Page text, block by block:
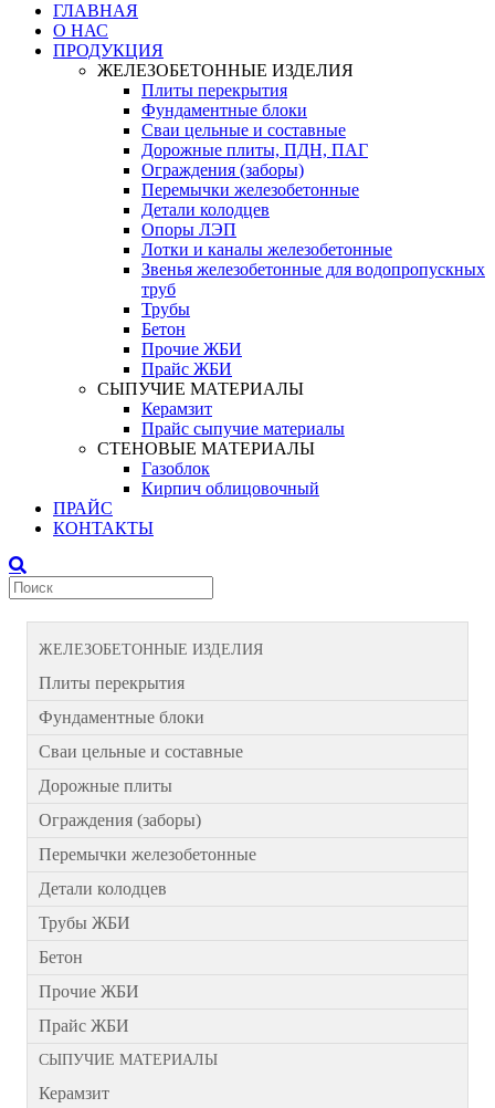
ГЛАВНАЯ
О НАС
ПРОДУКЦИЯ
ЖЕЛЕЗОБЕТОННЫЕ ИЗДЕЛИЯ
Плиты перекрытия
Фундаментные блоки
Сваи цельные и составные
Дорожные плиты, ПДН, ПАГ
Ограждения (заборы)
Перемычки железобетонные
Детали колодцев
Опоры ЛЭП
Лотки и каналы железобетонные
Звенья железобетонные для водопропускных
труб
Трубы
Бетон
Прочие ЖБИ
Прайс ЖБИ
СЫПУЧИЕ МАТЕРИАЛЫ
Керамзит
Прайс сыпучие материалы
СТЕНОВЫЕ МАТЕРИАЛЫ
Газоблок
Кирпич облицовочный
ПРАЙС
КОНТАКТЫ
ЖЕЛЕЗОБЕТОННЫЕ ИЗДЕЛИЯ
Плиты перекрытия
Фундаментные блоки
Сваи цельные и составные
Дорожные плиты
Ограждения (заборы)
Перемычки железобетонные
Детали колодцев
Трубы ЖБИ
Бетон
Прочие ЖБИ
Прайс ЖБИ
СЫПУЧИЕ МАТЕРИАЛЫ
Керамзит